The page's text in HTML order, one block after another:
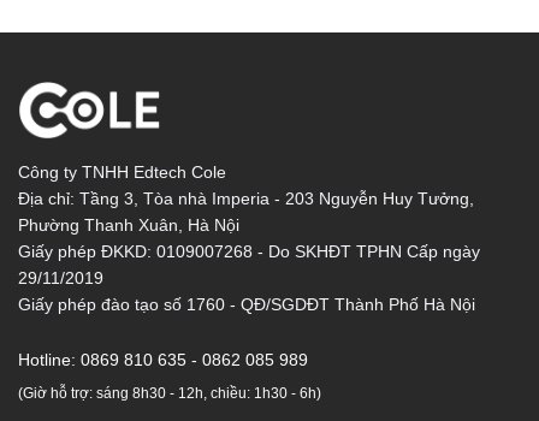
Công ty TNHH Edtech Cole
Địa chỉ: Tầng 3, Tòa nhà Imperia - 203 Nguyễn Huy Tưởng,
Phường Thanh Xuân, Hà Nội
Giấy phép ĐKKD: 0109007268 - Do SKHĐT TPHN Cấp ngày
29/11/2019
Giấy phép đào tạo số 1760 - QĐ/SGDĐT Thành Phố Hà Nội
Hotline: 0869 810 635 - 0862 085 989
(Giờ hỗ trợ: sáng 8h30 - 12h, chiều: 1h30 - 6h)